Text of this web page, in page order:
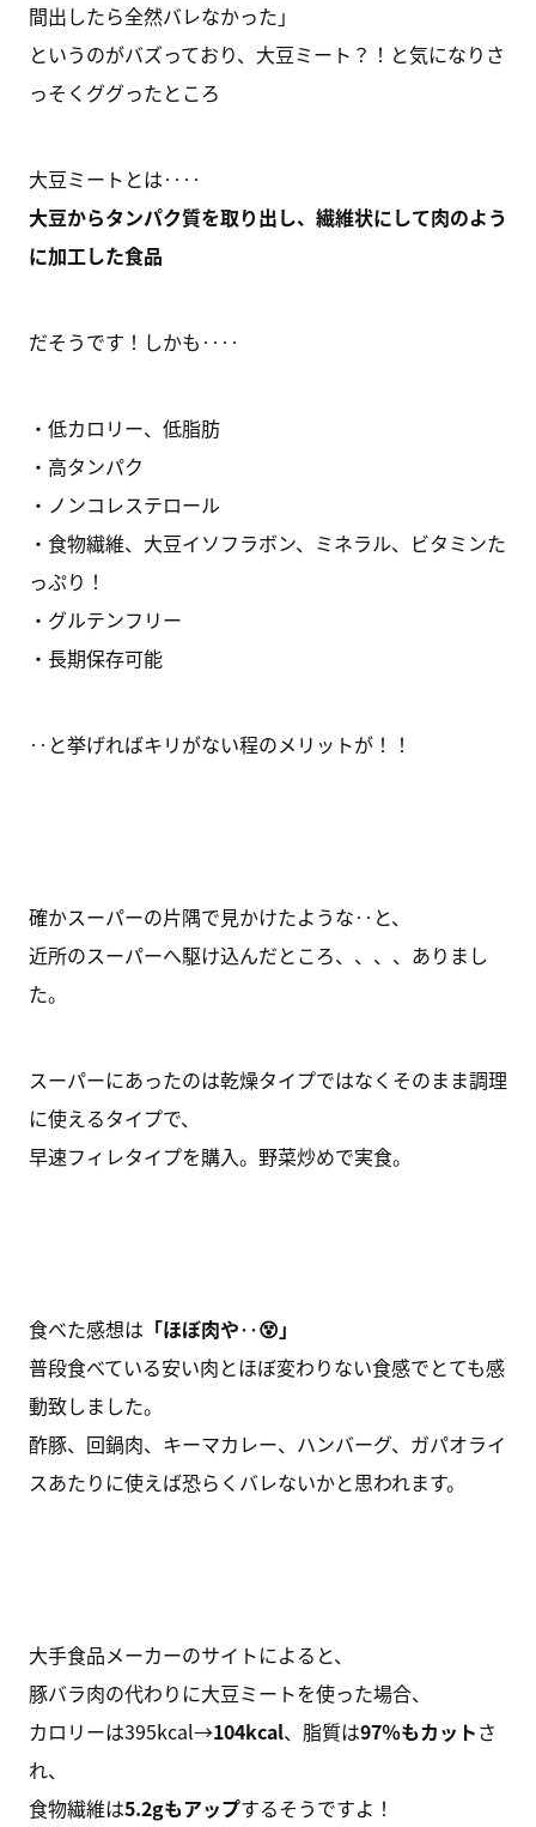
間出したら全然バレなかった」
というのがバズっており、大豆ミート？！と気になりさ
っそくググったところ
大豆ミートとは‥‥
大豆からタンパク質を取り出し、繊維状にして肉のよう
に加工した食品
だそうです！しかも‥‥
・低カロリー、低脂肪
・高タンパク
・ノンコレステロール
・食物繊維、大豆イソフラボン、ミネラル、ビタミンた
っぷり！
・グルテンフリー
・長期保存可能
‥と挙げればキリがない程のメリットが！！
確かスーパーの片隅で見かけたような‥と、
近所のスーパーへ駆け込んだところ、、、、ありまし
た。
スーパーにあったのは乾燥タイプではなくそのまま調理
に使えるタイプで、
早速フィレタイプを購入。野菜炒めで実食。
食べた感想は 「ほぼ肉や‥😵」
普段食べている安い肉とほぼ変わりない食感でとても感
動致しました。
酢豚、回鍋肉、キーマカレー、ハンバーグ、ガパオライ
スあたりに使えば恐らくバレないかと思われます。
大手食品メーカーのサイトによると、
豚バラ肉の代わりに大豆ミートを使った場合、
カロリーは395kcal→104kcal、脂質は97％もカットさ
れ、
食物繊維は5.2gもアップするそうですよ！